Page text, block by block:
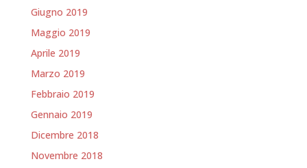
Giugno 2019
Maggio 2019
Aprile 2019
Marzo 2019
Febbraio 2019
Gennaio 2019
Dicembre 2018
Novembre 2018